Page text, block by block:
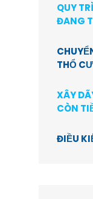
QUY
ĐANG
THỔ CƯ
XÂY
CÒN
ĐIỀU